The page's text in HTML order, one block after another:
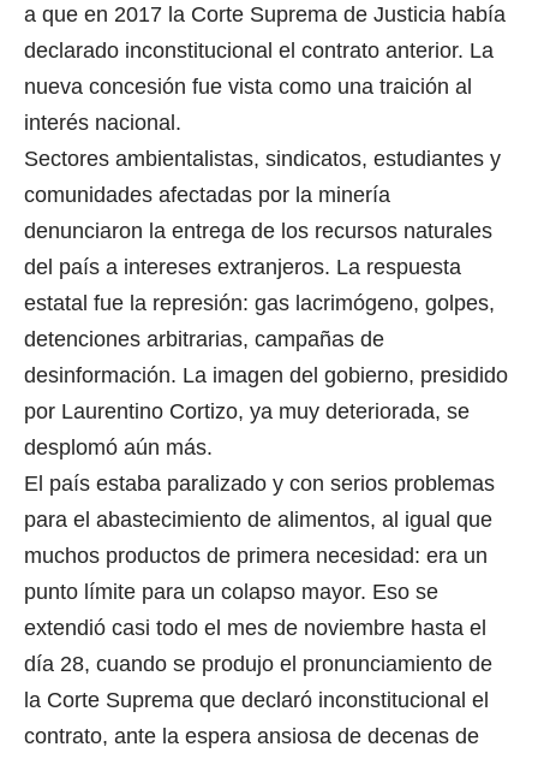
a que en 2017 la Corte Suprema de Justicia había
declarado inconstitucional el contrato anterior. La
nueva concesión fue vista como una traición al
interés nacional.
Sectores ambientalistas, sindicatos, estudiantes y
comunidades afectadas por la minería
denunciaron la entrega de los recursos naturales
del país a intereses extranjeros. La respuesta
estatal fue la represión: gas lacrimógeno, golpes,
detenciones arbitrarias, campañas de
desinformación. La imagen del gobierno, presidido
por Laurentino Cortizo, ya muy deteriorada, se
desplomó aún más.
El país estaba paralizado y con serios problemas
para el abastecimiento de alimentos, al igual que
muchos productos de primera necesidad: era un
punto límite para un colapso mayor. Eso se
extendió casi todo el mes de noviembre hasta el
día 28, cuando se produjo el pronunciamiento de
la Corte Suprema que declaró inconstitucional el
contrato, ante la espera ansiosa de decenas de